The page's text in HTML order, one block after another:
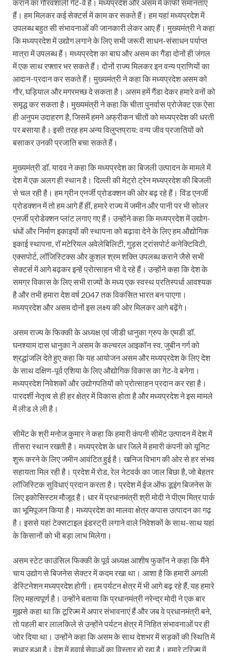
India AI Impact Summit 2026: एमआईबी का पवेलियन
सीएम धामी हरिद्वार में एक्शन मोड में – चौपाल में सुनी
UP Budget 2026- 27: योगी सरकार का सेफ्टी,
Bullet Train Project: मुंबई-अहमदाबाद बुलेट ट्रेन
Vande Bharat Express Train: वंदे भारत जैसी सेमी-
UP Budget 2026: आवास एवं शहरी नियोजन के लिए
Guskhor Pandit: घूसखोर पंडत’ फिल्म के निर्देशक व
Union Budget Update: केंद्रीय बजट उत्तर प्रदेश के
Job Scheme For Youth: धामी सरकार ने प्रति माह
YEIDA Emerges: यीडा बना मेडिकल डिवाइस
House of Himalayas: हाउस आफ हिमालयाज बिक्री
Star Infomatic: बजट 2026–27 से भारत की डिजिटल और
Benefits of Peanuts: सर्दियों में कितनी मूंगफली एक दिन
Sapne Me Aag Dekhna: सपने में आग देखना का मतलब
Budget Day: वित्त मंत्री निर्मला सीतारमण वाराणसी और
Ajit Pawar Death: महाराष्ट्र के उपमुख्यमंत्री अजित
भारत पर्व में उत्तराखण्ड की झांकी ‘आत्मनिर्भर उत्तराखण्ड’
Bastar Story: बस्तर में लोकतंत्र की नई सुबह 47 गांवों में
Uttarakhand Uniform Scam: वर्दी घोटाले में सीएम
Kapil Dev Agarwal: यूपी सरकार के मंत्री कपिल देव ने
Uttarakhand Tableau: भारत पर्व पर प्रदर्शित होगी
NFPRC Workshop: एन.एफ.पी.आर.सी द्वारा सांसदों एवं
UP tableau Kartavya Path: कर्तव्य पथ पर नजर
PM Gram Sadak Yojana: प्रधानमंत्री ग्राम सड़क
Manrega Protest: मनरेगा कानून को खत्म किए जाने के
UP Kaushal Disha: कौशल दिशा पोर्टल से ग्रामीण युवाओं
Nitin Nabin: राष्ट्रीय अध्यक्ष बनने के बाद नितिन नवीन
World Economic Forum: भारत की आर्थिक मजबूती के
कराने का गौरवशाली गेट-वे है। मध्यप्रदेश और असम में काफी समानताएं
हैं। हम मिलकर कई सेक्टर्स में काम कर सकते हैं। हम यहां मध्यप्रदेश में
उपलब्ध बहुत सी संभावनाओं की जानकारी लेकर आए हैं। मुख्यमंत्री ने कहा‍
कि मध्यप्रदेश में उद्योग लगाने के लिए सभी जरूरी साधन-संसाधन पर्याप्त
मात्रा में उपलब्ध हैं। मध्यप्रदेश का बाघ और असम का गैंडा दोनों ही जंगल
में एक साथ रफ्तार भर सकते हैं। दोनों राज्य मिलकर इन वन्य प्राणियों का
आदान-प्रदान कर सकते हैं। मुख्यमंत्री ने कहा कि मध्यप्रदेश असम को
गौर, घड़ियाल और मगरमच्छ दे सकता है। असम हमें गैंडा देकर हमारे वनों को
समृद्ध कर सकता है। मुख्यमंत्री ने कहा कि चीता पुनर्वास प्रोजेक्ट एक ऐसा
ही अनुपम उदाहरण है, जिसमें हमने अफ्रीकन चीतों को मध्यप्रदेश की धरती
पर बसाया है। इसी तरह हम अन्य विलुप्तप्राय: वन्य जीव प्रजातियों को
बसाकर उनकी प्रजाति बचा सकते हैं।
मुख्यमंत्री डॉ. यादव ने कहा कि मध्यप्रदेश का बिजली उत्पादन के मामले में
देश में एक अलग ही स्थान है। दिल्ली की मेट्रो ट्रेन मध्यप्रदेश की बिजली
से चल रही है। हम ग्रीन एनर्जी प्रोडक्शन की ओर बढ़ रहे हैं। विंड एनर्जी
प्रोडक्शन में तो हम आगे हैं हीं, हमारे राज्य में जमीन और पानी पर भी सोलर
एनर्जी प्रोडेक्शन प्लांट लगाए गए हैं। उन्होंने कहा कि मध्यप्रदेश में उद्योग-
धंधों और निर्माण इकाइयों की स्थापना को बढ़ावा देने के लिए हम औद्योगिक
इकाई स्थापना, रॉ मटेरियल अवेलेबिलिटी, गुड्स ट्रांसपोर्ट कनेक्टिविटी,
एक्सपोर्ट, लॉजिस्टिक्स और कुशल श्रम शक्ति उपलब्ध कराने जैसे सभी
सेक्टर्स में आगे बढ़कर इन्हें प्रोत्साहन भी दे रहे हैं। उन्होंने कहा कि देश के
समग्र विकास के लिए सभी राज्यों के मध्य एक स्वस्थ प्रतिस्पर्धा आवश्यक
है और तभी हमारा देश वर्ष 2047 तक विकसित भारत बन पाएगा।
मध्यप्रदेश और असम दोनों इस लक्ष्य की ओर मिलकर आगे बढ़ेंगे।
असम राज्य के फिक्की के अध्यक्ष एवं जीडी धानुका ग्रुप के एमडी डॉ.
घनश्याम दास धानुका ने असम के कल्चरल आइकॉन स्व. जुबीन गर्ग को
श्रद्धांजलि देते हुए कहा कि यह आयोजन असम और मध्यप्रदेश के लिए देश
के साथ दक्षिण-पूर्व एशिया के लिए औद्योगिक विकास का गेट-वे बनेगा।
मध्यप्रदेश निवेशकों और उद्योगपतियों को प्रोत्साहन प्रदान कर रहा है।
पारदर्शी नेतृत्व से ही हर क्षेत्र में विकास होता है और मध्यप्रदेश ने इस मामले
में लीड ले ली है।
सीमेंट के श्री मनोज कुमार ने कहा कि हमारी कंपनी सीमेंट उत्पादन में देश में
तीसरा स्थान रखती है। मध्यप्रदेश के धार जिले में हमारी कंपनी को यूनिट
शुरू करने के लिए जमीन आवंटित हुई है। खनिज विभाग की ओर से हर संभव
सहायता मिल रही है। प्रदेश में रोड, रेल नेटवर्क का जाल बिछा है, जो बेहतर
लॉजिस्टिक सुविधाएं प्रदान करता है। प्रदेश में ईज ऑफ डूइंग बिजनेस के
लिए इकोसिस्टम मौजूद है। धार में प्रधानमंत्री श्री मोदी ने पीएम मित्र पार्क
का भूमिपूजन किया है। मध्यप्रदेश का मालवा क्षेत्र कपास उत्पादन का गढ़
है। इससे यहां टेक्सटाइल इंडस्ट्री लगाने वाले निवेशकों के साथ-साथ यहां
के किसानों को भी बड़ा लाभ मिलेगा।
असम स्टेट काउंसिल फिक्की के पूर्व अध्यक्ष आशीष फुकॉन ने कहा कि मैंने
चाय उद्योग से बिजनेस सेक्टर में कदम रखा था। आशा है कि हमारी अगली
डेस्टिनेशन मध्यप्रदेश होगी। हम पर्यटन क्षेत्र में भी आगे बढ़ रहे हैं, यह हमारे
लिए महत्वपूर्ण है। उन्होंने बताया कि प्रधानमंत्री नरेन्द्र मोदी ने एक बार
मुझसे कहा था कि टूरिज्म में अपार संभावनाएं हैं और जब वे प्रधानमंत्री बने,
तो पहली बार लालकिले से उन्होंने पर्यटन क्षेत्र में निहित संभावनाओं पर ही
जोर दिया था। उन्होंने कहा‍ कि असम के साथ देशभर में सड़कों की स्थिति में
सुधार हुआ है। देश में हवाई सेवाओं का विस्तार हो रहा है। हमारे टूरिज्म में